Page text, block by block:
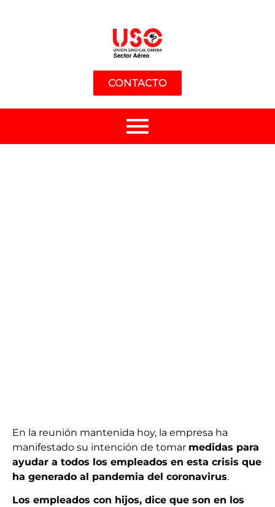
CONTACTO
En la reunión mantenida hoy, la empresa ha
manifestado su intención de tomar medidas para
ayudar a todos los empleados en esta crisis que
ha generado al pandemia del coronavirus.
Los empleados con hijos, dice que son en los